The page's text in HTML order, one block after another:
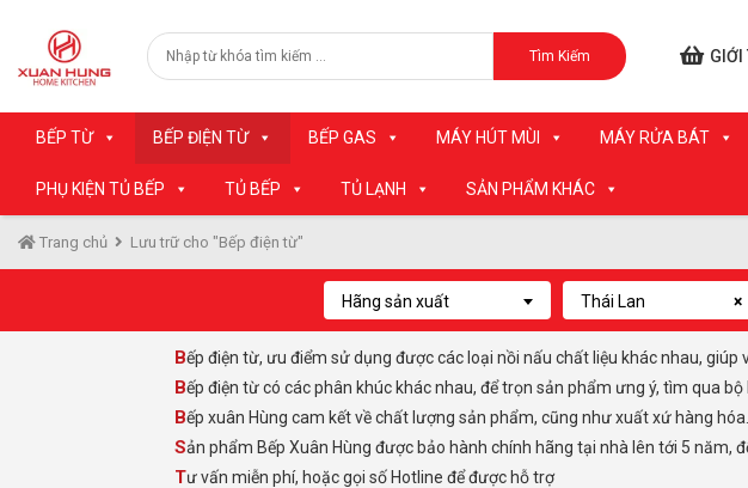
Tìm Kiếm GIỚI
BẾP TỪ BẾP ĐIỆN TỪ BẾP GAS MÁY HÚT MÙI MÁY RỬA BÁT
PHỤ KIỆN TỦ BẾP TỦ BẾP TỦ LẠNH SẢN PHẨM KHÁC
Trang chủ Lưu trữ cho "Bếp điện từ"
Hãng sản xuất ×
Thái Lan
Bếp điện từ, ưu điểm sử dụng được các loại nồi nấu chất liệu khác nhau,
Bếp điện từ có các phân khúc khác nhau, để trọn sản phẩm ưng ý, tìm qua
Bếp xuân Hùng cam kết về chất lượng sản phẩm, cũng như xuất xứ hàng hóa.
Sản phẩm Bếp Xuân Hùng được bảo hành chính hãng tại nhà lên tới 5 năm,
Tư vấn miễn phí, hoặc gọi số Hotline để được hỗ trợ